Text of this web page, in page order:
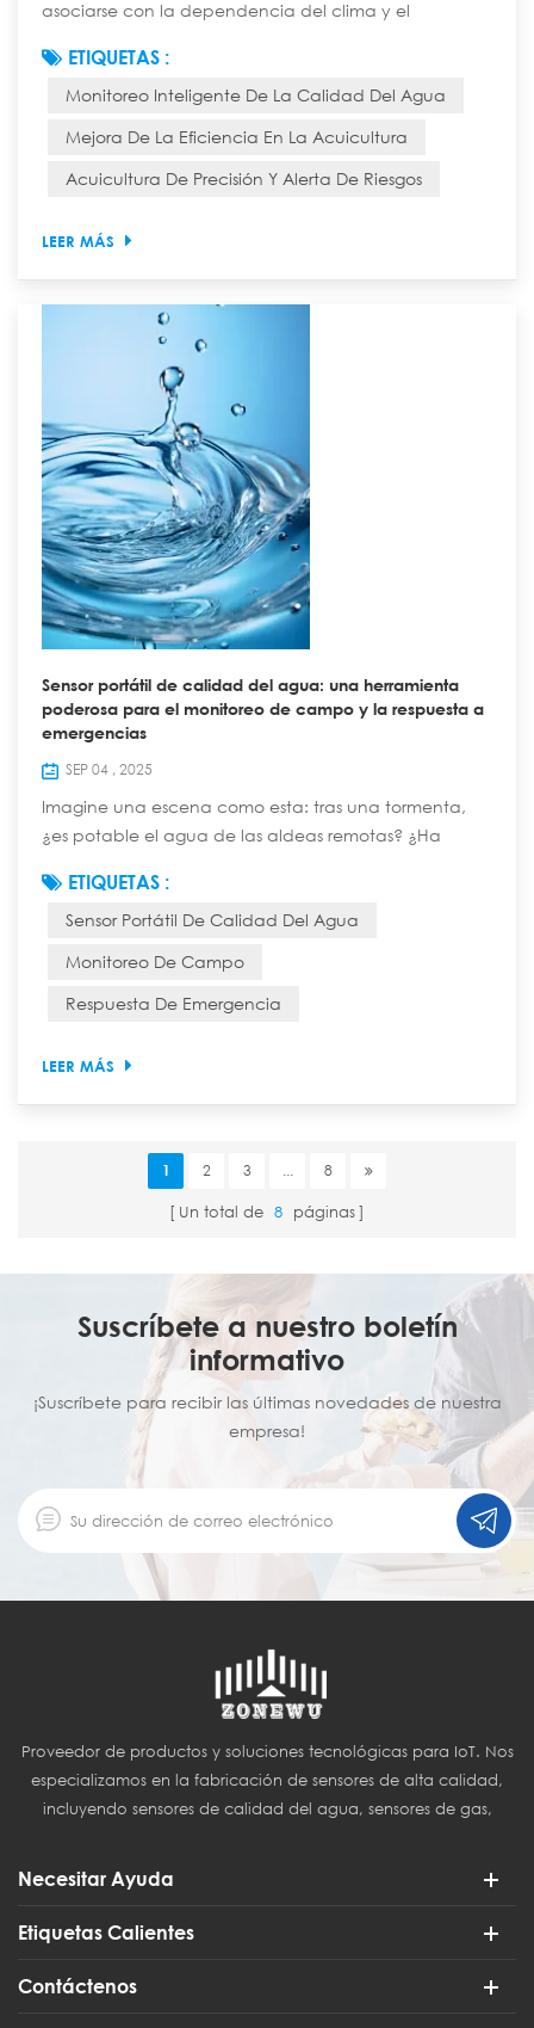
asociarse con la dependencia del clima y el
observando su color, el clima y el comportamiento del
ganado. Esto no solo requiere mucha mano de obra,
deterioro repentino de la calidad del agua puede
provocar la aniquilación total del ejército y enormes...
ETIQUETAS :
Monitoreo Inteligente De La Calidad Del Agua
Mejora De La Eficiencia En La Acuicultura
Acuicultura De Precisión Y Alerta De Riesgos
LEER MÁS
Sensor portátil de calidad del agua: una herramienta
poderosa para el monitoreo de campo y la respuesta a
emergencias
SEP 04 , 2025
Imagine una escena como esta: tras una tormenta,
¿es potable el agua de las aldeas remotas? ¿Ha
debido a un accidente ambiental repentino? ¿Cómo
puede un equipo de expedición científica evaluar
descubierto en la selva profunda de la montaña? En
el pasado, responder a estas preguntas requería un
ETIQUETAS :
Sensor Portátil De Calidad Del Agua
Monitoreo De Campo
Respuesta De Emergencia
LEER MÁS
1 2 3 ... 8
Un total de 8 páginas
Suscríbete a nuestro boletín
informativo
¡Suscríbete para recibir las últimas novedades de nuestra
empresa!
Proveedor de productos y soluciones tecnológicas para IoT. Nos
especializamos en la fabricación de sensores de alta calidad,
incluyendo sensores de calidad del agua, sensores de gas,
Necesitar Ayuda
Etiquetas Calientes
Contáctenos